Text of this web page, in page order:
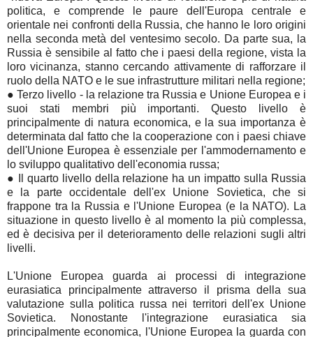
politica, e comprende le paure dell'Europa centrale e
orientale nei confronti della Russia, che hanno le loro origini
nella seconda metà del ventesimo secolo. Da parte sua, la
Russia è sensibile al fatto che i paesi della regione, vista la
loro vicinanza, stanno cercando attivamente di rafforzare il
ruolo della NATO e le sue infrastrutture militari nella regione;
● Terzo livello - la relazione tra Russia e Unione Europea e i
suoi stati membri più importanti. Questo livello è
principalmente di natura economica, e la sua importanza è
determinata dal fatto che la cooperazione con i paesi chiave
dell'Unione Europea è essenziale per l'ammodernamento e
lo sviluppo qualitativo dell'economia russa;
●
Il quarto livello della relazione ha un impatto sulla Russia
e la parte occidentale dell'ex Unione Sovietica, che si
frappone tra la Russia e l'Unione Europea (e la NATO). La
situazione in questo livello è al momento la più complessa,
ed è decisiva per il deterioramento delle relazioni sugli altri
livelli.
L'Unione Europea guarda ai processi di integrazione
eurasiatica principalmente attraverso il prisma della sua
valutazione sulla politica russa nei territori dell'ex Unione
Sovietica. Nonostante l'integrazione eurasiatica sia
principalmente economica, l'Unione Europea la guarda con